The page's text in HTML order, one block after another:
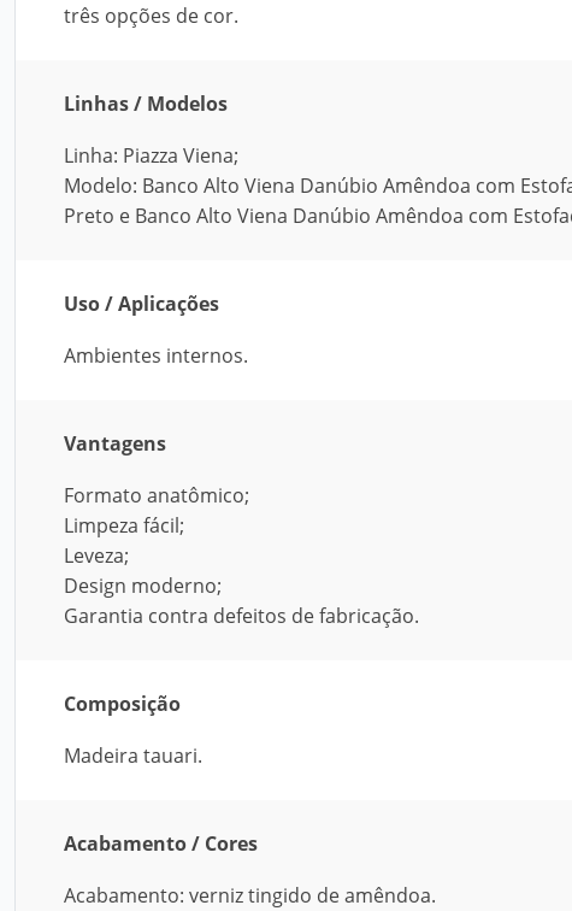
três opções de cor.
Linhas / Modelos
Linha: Piazza Viena;
Modelo: Banco Alto Viena Danúbio Amêndoa com
Preto e Banco Alto Viena Danúbio Amêndoa com
Uso / Aplicações
Ambientes internos.
Vantagens
Formato anatômico;
Limpeza fácil;
Leveza;
Design moderno;
Garantia contra defeitos de fabricação.
Composição
Madeira tauari.
Acabamento / Cores
Acabamento: verniz tingido de amêndoa.